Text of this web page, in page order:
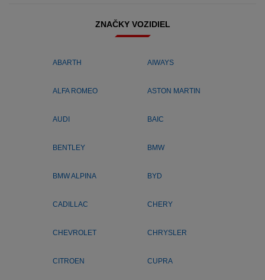
ZNAČKY VOZIDIEL
ABARTH AIWAYS
ALFA ROMEO ASTON MARTIN
AUDI BAIC
BENTLEY BMW
BMW ALPINA BYD
CADILLAC CHERY
CHEVROLET CHRYSLER
CITROEN CUPRA